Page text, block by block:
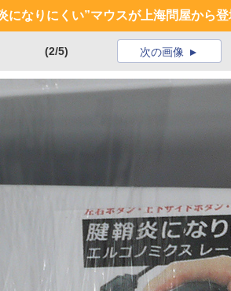
になりにくい”マウスが上海問屋から登
(2/5) 次の画像